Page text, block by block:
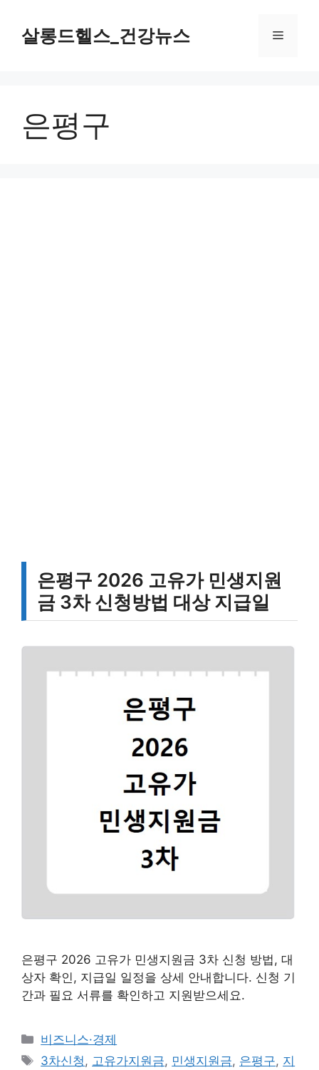
살롱드헬스_건강뉴스 메
은평구
은평구 2026 고유가 민생지원
금 3차 신청방법 대상 지급일
은평구 2026 고유가 민생지원금 3차 신청 방법, 대
상자 확인, 지급일 일정을 상세 안내합니다. 신청 기
간과 필요 서류를 확인하고 지원받으세요.
카
테
비즈니스·경제
태
3차신청, 고유가지원금, 민생지원금, 은평구, 지